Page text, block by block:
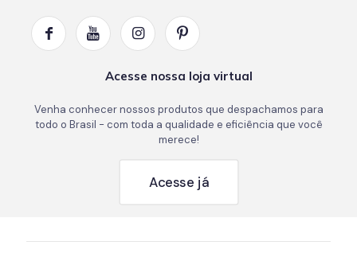
Acesse nossa loja virtual
Venha conhecer nossos produtos que despachamos para
todo o Brasil - com toda a qualidade e eficiência que você
merece!
Acesse já